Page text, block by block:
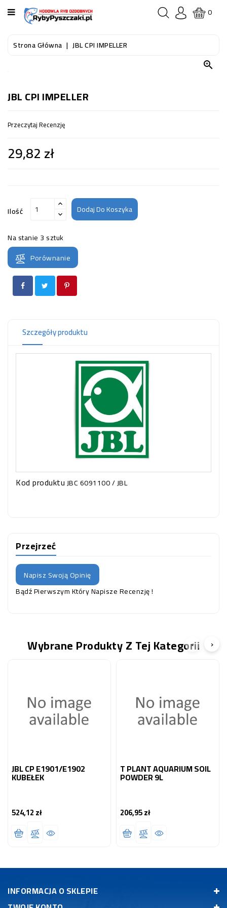
KATEGORIA
STRONA
AKWARIOWE
DO
WODNEGO
I
(SPRZĘT)
OCZKO
WODNE
(SPRZĘT)
KONTAKT
0
Strona Główna JBL CPI IMPELLER

JBL CPI IMPELLER
Przeczytaj Recenzję
29,82 zł
Ilość Dodaj Do Koszyka
Na stanie 3 sztuk
Porównanie
Szczegóły produktu
Kod produktuJBC 6091100 / JBL
Przejrzeć
Napisz Swoją Opinię
Bądź Pierwszym Który Napisze Recenzję !
Wybrane Produkty Z Tej Kategorii
JBL CP E1901/E1902
KUBEŁEK
524,12 złCena
T PLANT AQUARIUM SOIL
POWDER 9L
206,95 złCena
‹ ›
INFORMACJA O SKLEPIE